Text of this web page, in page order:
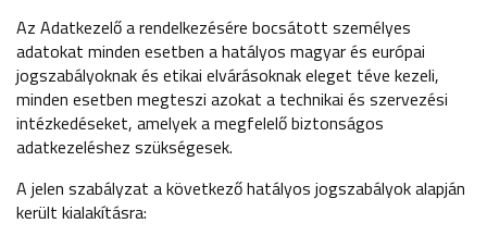
Az Adatkezelő a rendelkezésére bocsátott személyes
adatokat minden esetben a hatályos magyar és európai
jogszabályoknak és etikai elvárásoknak eleget téve kezeli,
minden esetben megteszi azokat a technikai és szervezési
intézkedéseket, amelyek a megfelelő biztonságos
adatkezeléshez szükségesek.
A jelen szabályzat a következő hatályos jogszabályok alapján
került kialakításra: